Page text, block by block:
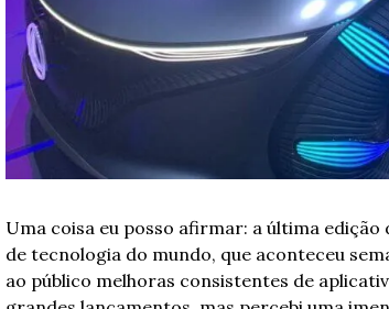
Uma coisa eu posso afirmar: a última edição
de tecnologia do mundo, que aconteceu
ao público melhoras consistentes de